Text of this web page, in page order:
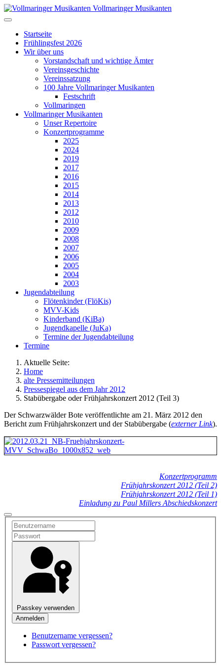
Vollmaringer Musikanten
Startseite
Frühlingsfest 2026
Wir über uns
Vorstandschaft und wichtige Ämter
Vereinsgeschichte
Vereinssatzung
100 Jahre Vollmaringer Musikanten
Festschrift
Vollmaringen
Vollmaringer Musikanten
Unser Repertoire
Konzertprogramme
2025
2024
2019
2017
2016
2015
2014
2013
2012
2010
2009
2008
2007
2006
2005
2004
2003
Jugendabteilung
Flötenkinder (FlöKis)
MVV-Kids
Kinderband (KiBa)
Jugendkapelle (JuKa)
Termine der Jugendabteilung
Termine
Aktuelle Seite:
Home
alte Pressemitteilungen
Pressespiegel aus dem Jahr 2012
Stabübergabe oder Frühjahrskonzert 2012 (Teil 3)
Der Schwarzwälder Bote veröffentlichte am 21. März 2012 den
Bericht zum Frühjahrskonzert und der Stabübergabe (externer Link).
Konzertprogramm
Frühjahrskonzert 2012 (Teil 2)
Frühjahrskonzert 2012 (Teil 1)
Einladung zu Paul Millers Abschiedskonzert
Passkey verwenden
Benutzername vergessen?
Passwort vergessen?